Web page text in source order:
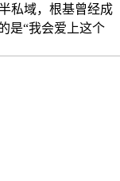
私域，根基曾经成
是“我会爱上这个